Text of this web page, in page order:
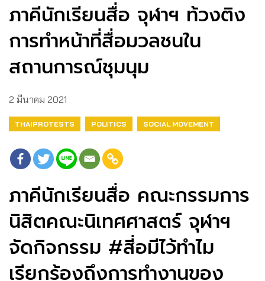
ภาคีนักเรียนสื่อ จุฬาฯ ท้วงติง
การทำหน้าที่สื่อมวลชนใน
สถานการณ์ชุมนุม
2 มีนาคม 2021
THAIPROTESTS POLITICS SOCIAL MOVEMENT
ภาคีนักเรียนสื่อ คณะกรรมการ
นิสิตคณะนิเทศศาสตร์ จุฬาฯ
จัดกิจกรรม #สี่อมีไว้ทำไม
เรียกร้องถึงการทำงานของ